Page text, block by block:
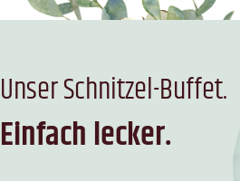
Unser Schnitzel-Buffet.
Einfach lecker.